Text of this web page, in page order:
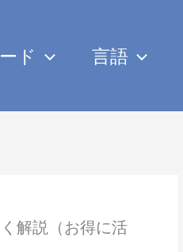
ド 言語
解説（お得に活